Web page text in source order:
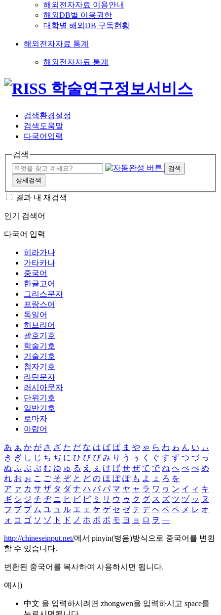
해외전자자료 이용안내
해외DB별 이용권한
대학별 해외DB 구독현황
해외전자자료 통계
해외전자자료 통계
검색환경설정
검색도움말
다국어입력
검색
검색
상세검색
결과 내 재검색
인기 검색어
다국어 입력
히라가나
가타카나
중국어
한글고어
그리스문자
프랑스어
독일어
히브리어
괄호기호
학술기호
기술기호
첨자기호
라틴문자
러시아문자
단위기호
일반기호
로마자
아랍어
あ ぁ か が さ ざ た だ な は ば ぱ ま や ゃ ら わ ゎ ん い ぃ
き ぎ し じ ち ぢ に ひ び ぴ み り う ぅ く ぐ す ず つ づ っ
ぬ ふ ぶ ぷ む ゆ ゅ る え ぇ け げ せ ぜ て で ね へ べ ぺ め
れ お ぉ こ ご そ ぞ と ど の ほ ぼ ぽ も よ ょ ろ を
ア ァ カ サ ザ タ ダ ナ ハ バ パ マ ヤ ャ ラ ワ ヮ ン イ ィ キ
ギ シ ジ チ ヂ ニ ヒ ビ ピ ミ リ ウ ゥ ク グ ス ズ ツ ヅ ッ ヌ
フ ブ プ ム ユ ュ ル エ ェ ケ ゲ セ ゼ テ デ ヘ ベ ペ メ レ オ
ォ コ ゴ ソ ゾ ト ド ノ ホ ボ ポ モ ヨ ョ ロ ヲ ―
http://chineseinput.net/에서 pinyin(병음)방식으로 중국어를 변환
할 수 있습니다.
변환된 중국어를 복사하여 사용하시면 됩니다.
예시)
中文 을 입력하시려면 zhongwen을 입력하시고 space를